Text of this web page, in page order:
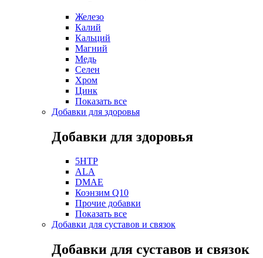
Железо
Калий
Кальций
Магний
Медь
Селен
Хром
Цинк
Показать все
Добавки для здоровья
Добавки для здоровья
5HTP
ALA
DMAE
Коэнзим Q10
Прочие добавки
Показать все
Добавки для суставов и связок
Добавки для суставов и связок